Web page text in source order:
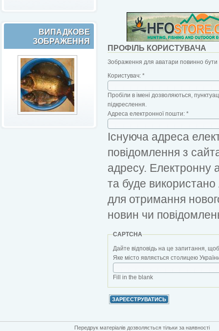
ВИПАДКОВЕ
ЗОБРАЖЕННЯ
ПРОФІЛЬ КОРИСТУВАЧА
Зображення для аватари повинно бути
Користувач: *
Пробіли в імені дозволяються,
підкреслення.
Адреса електронної пошти: *
Існуюча адреса
повідомлення з
адресу. Електронну
та буде
для отримання
новин чи
CAPTCHA
Дайте відповідь на це запитання,
Яке місто являється столицею
Fill in the blank
Передрук матеріалів дозволяється тільки за наявності